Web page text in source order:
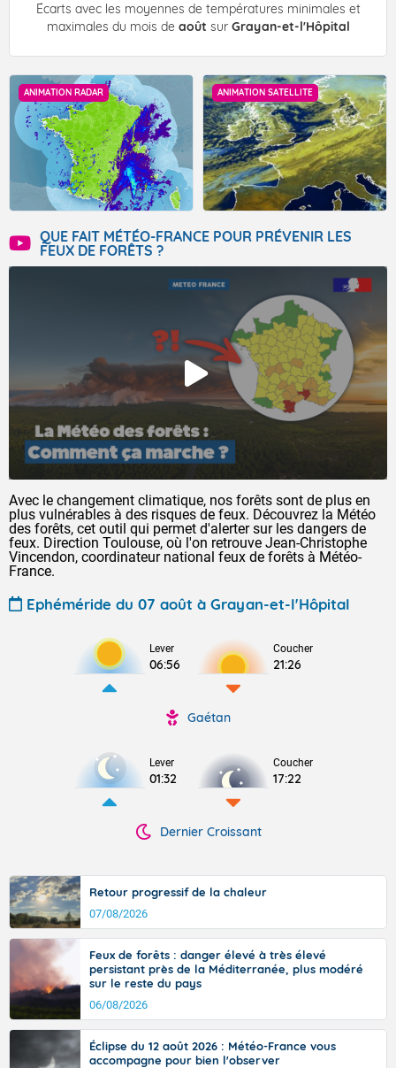
Écarts avec les moyennes de températures minimales et
maximales du mois de août sur Grayan-et-l'Hôpital
ANIMATION RADAR ANIMATION SATELLITE
QUE FAIT MÉTÉO-FRANCE POUR PRÉVENIR LES
FEUX DE FORÊTS ?
Avec le changement climatique, nos forêts sont de plus en
plus vulnérables à des risques de feux. Découvrez la Météo
des forêts, cet outil qui permet d'alerter sur les dangers de
feux. Direction Toulouse, où l'on retrouve Jean-Christophe
Vincendon, coordinateur national feux de forêts à Météo-
France.
Ephéméride du 07 août à Grayan-et-l'Hôpital
Lever
06:56
Coucher
21:26
Gaétan
Lever
01:32
Coucher
17:22
Dernier Croissant
Retour progressif de la chaleur
07/08/2026
Feux de forêts : danger élevé à très élevé
persistant près de la Méditerranée, plus modéré
sur le reste du pays
06/08/2026
Éclipse du 12 août 2026 : Météo-France vous
accompagne pour bien l'observer